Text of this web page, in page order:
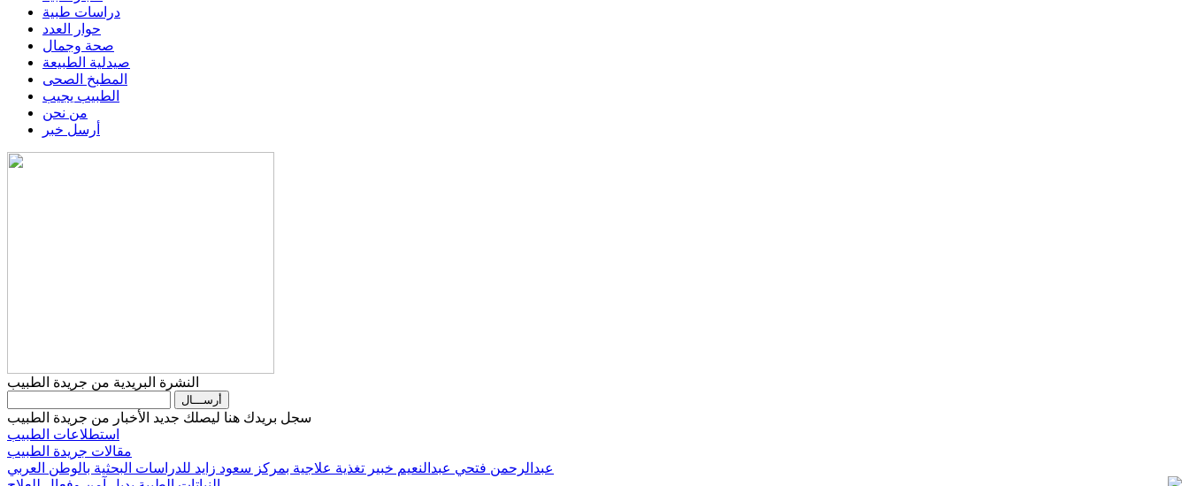
دراسات طبية
حوار العدد
صحة وجمال
صيدلية الطبيعة
المطبخ الصحى
الطبيب يجيب
من نحن
أرسل خبر
النشرة البريدية من جريدة الطبيب
سجل بريدك هنا ليصلك جديد الأخبار من جريدة الطبيب
استطلاعات الطبيب
مقالات جريدة الطبيب
عبدالرحمن فتحي عبدالنعيم خبير تغذية علاجية بمركز سعود زايد للدراسات البحثية بالوطن العربي